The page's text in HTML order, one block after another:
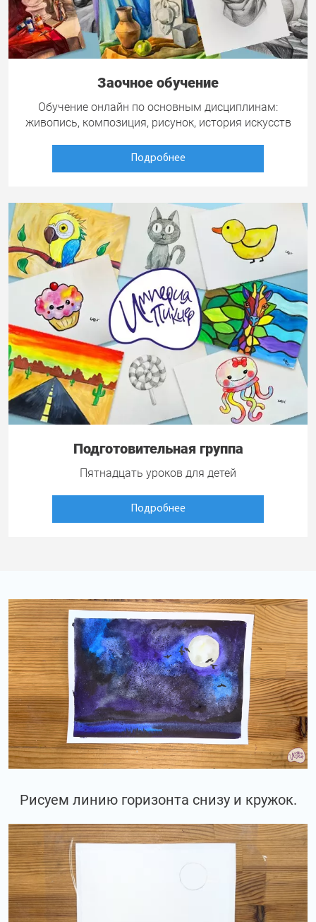
Заочное обучение
Обучение онлайн по основным дисциплинам:
живопись, композиция, рисунок, история искусств
Подробнее
Подготовительная группа
Пятнадцать уроков для детей
Подробнее
Рисуем линию горизонта снизу и кружок.